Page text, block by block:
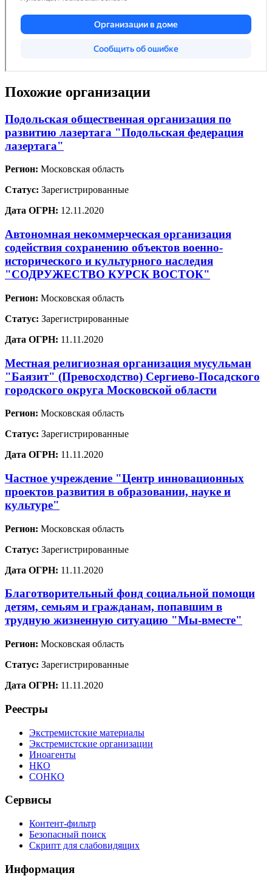
Похожие организации
Подольская общественная организация по
развитию лазертага "Подольская федерация
лазертага"
Регион: Московская область
Статус: Зарегистрированные
Дата ОГРН: 12.11.2020
Автономная некоммерческая организация
содействия сохранению объектов военно-
исторического и культурного наследия
"СОДРУЖЕСТВО КУРСК ВОСТОК"
Регион: Московская область
Статус: Зарегистрированные
Дата ОГРН: 11.11.2020
Местная религиозная организация мусульман
"Баязит" (Превосходство) Сергиево-Посадского
городского округа Московской области
Регион: Московская область
Статус: Зарегистрированные
Дата ОГРН: 11.11.2020
Частное учреждение "Центр инновационных
проектов развития в образовании, науке и
культуре"
Регион: Московская область
Статус: Зарегистрированные
Дата ОГРН: 11.11.2020
Благотворительный фонд социальной помощи
детям, семьям и гражданам, попавшим в
трудную жизненную ситуацию "Мы-вместе"
Регион: Московская область
Статус: Зарегистрированные
Дата ОГРН: 11.11.2020
Реестры
Экстремистские материалы
Экстремистские организации
Иноагенты
НКО
СОНКО
Сервисы
Контент-фильтр
Безопасный поиск
Скрипт для слабовидящих
Информация